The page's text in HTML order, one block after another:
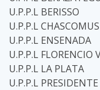
U.P.P.L BERISSO
U.P.P.L CHASCOMUS
U.P.P.L ENSENADA
U.P.P.L FLORENCIO
U.P.P.L LA PLATA
U.P.P.L